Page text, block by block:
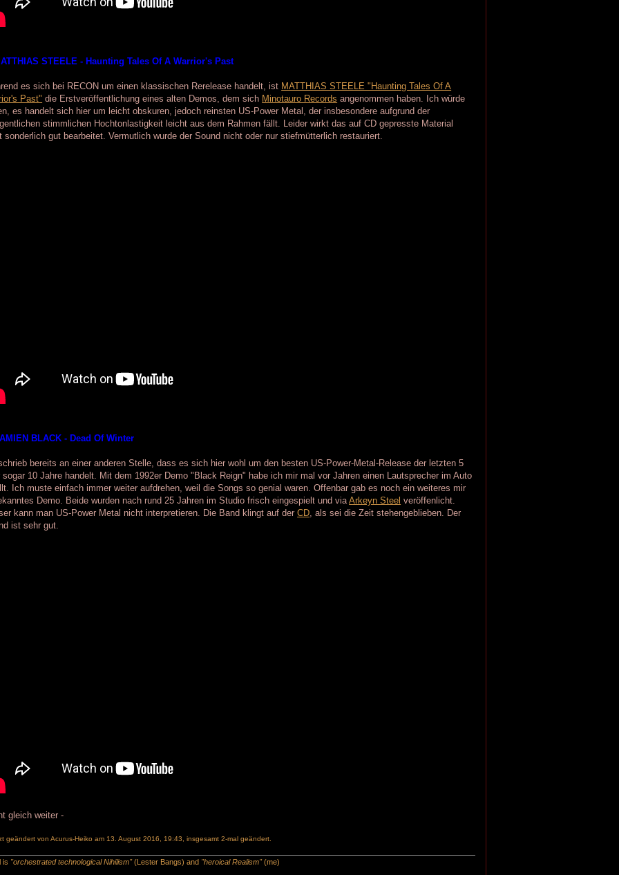
STEELE - Haunting Tales Of A Warrior's Past
es sich bei RECON um einen klassischen Rerelease handelt, ist MATTHIAS STEELE "Haunting Tales Of A
Past" die Erstveröffentlichung eines alten Demos, dem sich Minotauro Records angenommen haben. Ich würde
es handelt sich hier um leicht obskuren, jedoch reinsten US-Power Metal, der insbesondere aufgrund der
stimmlichen Hochtonlastigkeit leicht aus dem Rahmen fällt. Leider wirkt das auf CD gepresste Material
sonderlich gut bearbeitet. Vermutlich wurde der Sound nicht oder nur stiefmütterlich restauriert.
BLACK - Dead Of Winter
bereits an einer anderen Stelle, dass es sich hier wohl um den besten US-Power-Metal-Release der letzten 5
sogar 10 Jahre handelt. Mit dem 1992er Demo "Black Reign" habe ich mir mal vor Jahren einen Lautsprecher im Auto
Ich muste einfach immer weiter aufdrehen, weil die Songs so genial waren. Offenbar gab es noch ein weiteres mir
Demo. Beide wurden nach rund 25 Jahren im Studio frisch eingespielt und viaArkeyn Steel veröffenlicht.
kann man US-Power Metal nicht interpretieren. Die Band klingt auf derCD, als sei die Zeit stehengeblieben. Der
ist sehr gut.
gleich weiter -
geändert vonAcurus-Heiko am 13. August 2016, 19:43, insgesamt 2-mal geändert.
is "orchestrated technological Nihilism"(Lester Bangs) and "heroical Realism"(me)